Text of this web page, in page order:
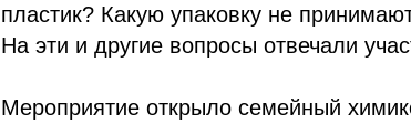
пластик? Какую упаковку не
На эти и другие вопросы отвечали
Мероприятие открыло семейный